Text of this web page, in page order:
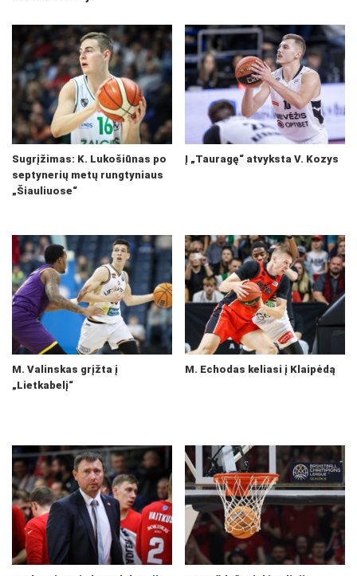
Sugrįžimas: K. Lukošiūnas po
septynerių metų rungtyniaus
„Šiauliuose“
Į „Tauragę“ atvyksta V. Kozys
M. Valinskas grįžta į
„Lietkabelį“
M. Echodas keliasi į Klaipėdą